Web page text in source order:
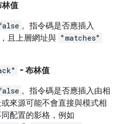
林值
。指令碼是否應插入
且上層網址與 "matches"
- 布林值
。指令碼是否應插入由相
來源可能不會直接與模式相
配置的影格，例如